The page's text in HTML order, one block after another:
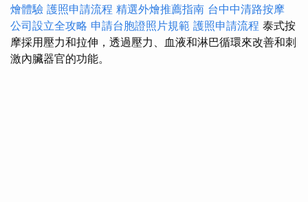
燴體驗 護照申請流程 精選外燴推薦指南 台中中清路按摩
公司設立全攻略 申請台胞證照片規範 護照申請流程 泰式按
摩採用壓力和拉伸，透過壓力、血液和淋巴循環來改善和刺
激內臟器官的功能。